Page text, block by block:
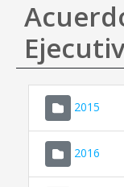
2015
2016